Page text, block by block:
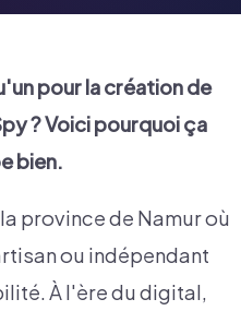
pour la création de
? Voici pourquoi ça
bien.
province de Namur où
ou indépendant
À l'ère du digital,